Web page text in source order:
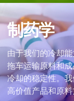
制药学
由于我们的冷却
拖车运输原料和
冷却的稳定性。
高价值产品和原料